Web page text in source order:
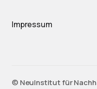
Impressum
©️ NeuInstitut für